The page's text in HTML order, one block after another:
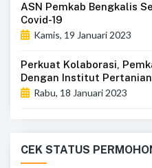
ASN Pemkab Bengkalis
Covid-19
Kamis, 19 Januari 2023
Perkuat Kolaborasi,
Dengan Institut
Rabu, 18 Januari 2023
CEK STATUS